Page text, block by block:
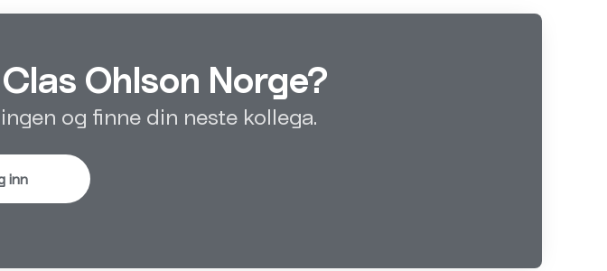
Ohlson Norge?
og finne din neste kollega.
inn